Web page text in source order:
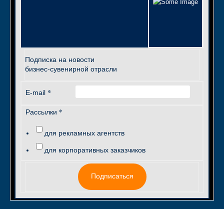
Подписка на новости
бизнес-сувенирной отрасли
E-mail *
Рассылки *
для рекламных агентств
для корпоративных заказчиков
Подписаться